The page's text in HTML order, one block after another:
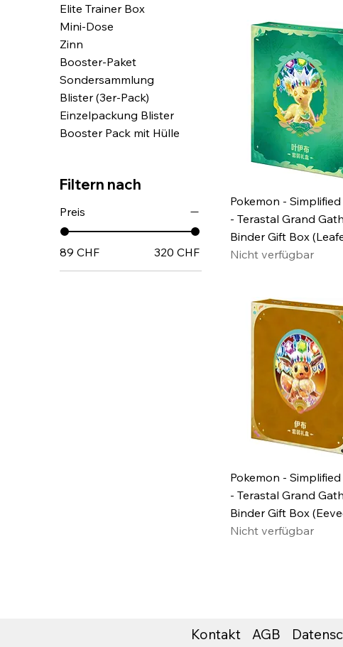
Elite Trainer Box
Mini-Dose
Zinn
Booster-Paket
Sondersammlung
Blister (3er-Pack)
Einzelpackung Blister
Booster Pack mit Hülle
Filtern nach
Preis
89 CHF 320 CHF
Pokemon -
- Terastal Grand
Binder Gift Box
Nicht verfügbar
Pokemon -
- Terastal Grand
Binder Gift Box
Nicht verfügbar
Kontakt AGB